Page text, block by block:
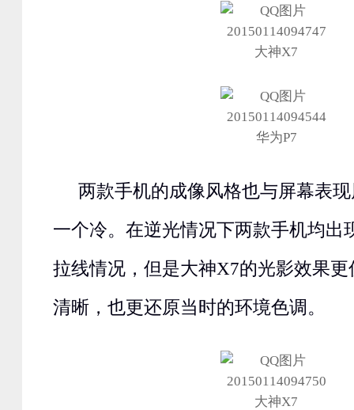
大神X7
华为P7
两款手机的成像风格也与屏幕表
一个冷。在逆光情况下两款手机均出
拉线情况，但是大神X7的光影效果
清晰，也更还原当时的环境色调。
大神X7